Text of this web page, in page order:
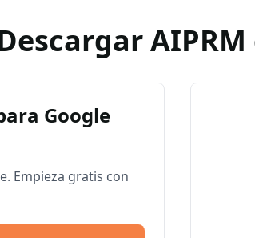
Google
Empieza gratis con